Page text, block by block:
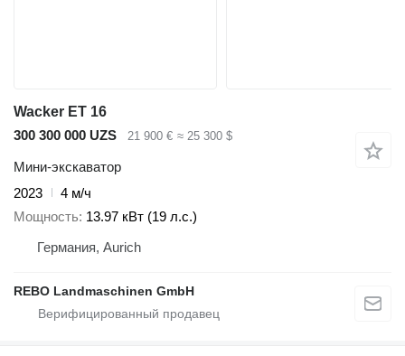
Wacker ET 16
300 300 000 UZS
21 900 € ≈ 25 300 $
Мини-экскаватор
2023
4 м/ч
Мощность 13.97 кВт (19 л.с.)
Германия, Aurich
REBO Landmaschinen GmbH